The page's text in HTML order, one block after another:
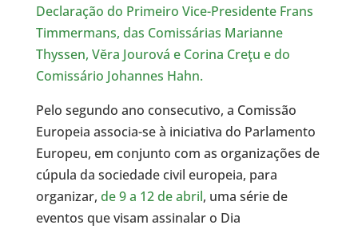
Declaração do Primeiro Vice-Presidente Frans
Timmermans, das Comissárias Marianne
Thyssen, Vĕra Jourová e Corina Creţu e do
Comissário Johannes Hahn.
Pelo segundo ano consecutivo, a Comissão
Europeia associa-se à iniciativa do Parlamento
Europeu, em conjunto com as organizações de
cúpula da sociedade civil europeia, para
organizar, de 9 a 12 de abril, uma série de
eventos que visam assinalar o Dia